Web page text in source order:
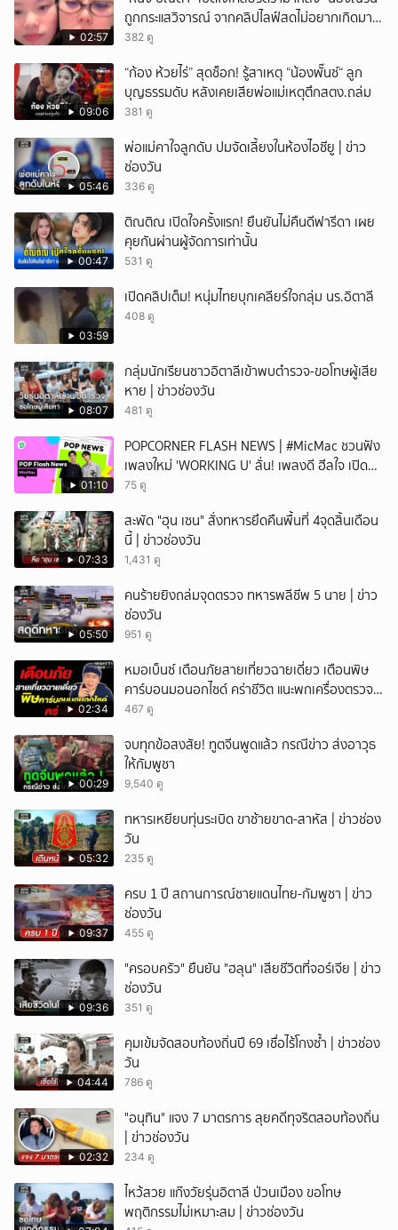
02:57
ถูกกระแสวิจารณ์ จากคลิปไลฟ์สดไม่อยากเกิดมา
หน้าเหมือนพ่อ
382 ดู
09:06
“ก้อง ห้วยไร่” สุดช็อก! รู้สาเหตุ “น้องพั๊นซ์“ ลูก
บุญธรรมดับ หลังเคยเสียพ่อแม่เหตุตึกสตง.ถล่ม
381 ดู
05:46
พ่อแม่คาใจลูกดับ ปมจัดเลี้ยงในห้องไอซียู | ข่าว
ช่องวัน
336 ดู
00:47
ติณติณ เปิดใจครั้งแรก! ยืนยันไม่คืนดีฟารีดา เผย
คุยกันผ่านผู้จัดการเท่านั้น
531 ดู
03:59
เปิดคลิปเต็ม! หนุ่มไทยบุกเคลียร์ใจกลุ่ม นร.อิตาลี
408 ดู
08:07
กลุ่มนักเรียนชาวอิตาลีเข้าพบตำรวจ-ขอโทษผู้เสีย
หาย | ข่าวช่องวัน
481 ดู
01:10
POPCORNER FLASH NEWS | #MicMac ชวนฟัง
เพลงใหม่ 'WORKING U' ลั่น! เพลงดี ฮีลใจ เปิด
ฟังได้ทุกสถานการณ์
75 ดู
07:33
สะพัด "ฮุน เซน" สั่งทหารยึดคืนพื้นที่ 4จุดสิ้นเดือน
นี้ | ข่าวช่องวัน
1,431 ดู
05:50
คนร้ายยิงถล่มจุดตรวจ ทหารพลีชีพ 5 นาย | ข่าว
ช่องวัน
951 ดู
02:34
หมอเบ็นซ์ เตือนภัยสายเที่ยวฉายเดี่ยว เตือนพิษ
คาร์บอนมอนอกไซด์ คร่าชีวิต แนะพกเครื่องตรวจ
วัดติดตัว
467 ดู
00:29
จบทุกข้อสงสัย! ทูตจีนพูดแล้ว กรณีข่าว ส่งอาวุธ
ให้กัมพูชา
9,540 ดู
05:32
ทหารเหยียบทุ่นระเบิด ขาซ้ายขาด-สาหัส | ข่าวช่อง
วัน
235 ดู
09:37
ครบ 1 ปี สถานการณ์ชายแดนไทย-กัมพูชา | ข่าว
ช่องวัน
455 ดู
09:36
"ครอบครัว" ยืนยัน "ฮลุน" เสียชีวิตที่จอร์เจีย | ข่าว
ช่องวัน
351 ดู
04:44
คุมเข้มจัดสอบท้องถิ่นปี 69 เชื่อไร้โกงซ้ำ | ข่าวช่อง
วัน
786 ดู
02:32
"อนุทิน" แจง 7 มาตรการ ลุยคดีทุจริตสอบท้องถิ่น
| ข่าวช่องวัน
234 ดู
ไหว้สวย แก๊งวัยรุ่นอิตาลี ป่วนเมือง ขอโทษ
พฤติกรรมไม่เหมาะสม | ข่าวช่องวัน
ยกเลิก